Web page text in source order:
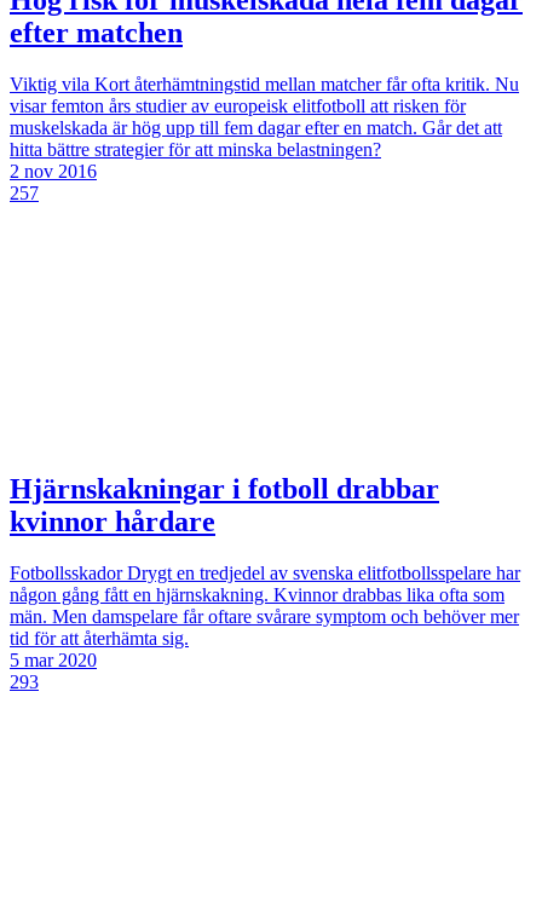
efter matchen
Viktig vila Kort återhämtningstid mellan matcher får ofta kritik. Nu
visar femton års studier av europeisk elitfotboll att risken för
muskelskada är hög upp till fem dagar efter en match. Går det att
hitta bättre strategier för att minska belastningen?
2 nov 2016
257
Hjärnskakningar i fotboll drabbar
kvinnor hårdare
FotbollsskadorDrygt en tredjedel av svenska elitfotbollsspelare har
någon gång fått en hjärnskakning. Kvinnor drabbas lika ofta som
män. Men damspelare får oftare svårare symptom och behöver mer
tid för att återhämta sig.
5 mar 2020
293